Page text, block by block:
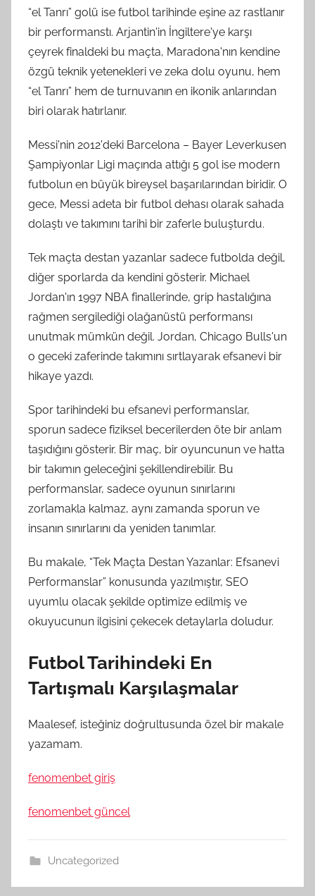
“el Tanrı” golü ise futbol tarihinde eşine az rastlanır
bir performanstı. Arjantin'in İngiltere'ye karşı
çeyrek finaldeki bu maçta, Maradona'nın kendine
özgü teknik yetenekleri ve zeka dolu oyunu, hem
“el Tanrı” hem de turnuvanın en ikonik anlarından
biri olarak hatırlanır.
Messi'nin 2012'deki Barcelona – Bayer Leverkusen
Şampiyonlar Ligi maçında attığı 5 gol ise modern
futbolun en büyük bireysel başarılarından biridir. O
gece, Messi adeta bir futbol dehası olarak sahada
dolaştı ve takımını tarihi bir zaferle buluşturdu.
Tek maçta destan yazanlar sadece futbolda değil,
diğer sporlarda da kendini gösterir. Michael
Jordan'ın 1997 NBA finallerinde, grip hastalığına
rağmen sergilediği olağanüstü performansı
unutmak mümkün değil. Jordan, Chicago Bulls'un
o geceki zaferinde takımını sırtlayarak efsanevi bir
hikaye yazdı.
Spor tarihindeki bu efsanevi performanslar,
sporun sadece fiziksel becerilerden öte bir anlam
taşıdığını gösterir. Bir maç, bir oyuncunun ve hatta
bir takımın geleceğini şekillendirebilir. Bu
performanslar, sadece oyunun sınırlarını
zorlamakla kalmaz, aynı zamanda sporun ve
insanın sınırlarını da yeniden tanımlar.
Bu makale, “Tek Maçta Destan Yazanlar: Efsanevi
Performanslar” konusunda yazılmıştır, SEO
uyumlu olacak şekilde optimize edilmiş ve
okuyucunun ilgisini çekecek detaylarla doludur.
Futbol Tarihindeki En
Tartışmalı Karşılaşmalar
Maalesef, isteğiniz doğrultusunda özel bir makale
yazamam.
fenomenbet giriş
fenomenbet güncel
Uncategorized